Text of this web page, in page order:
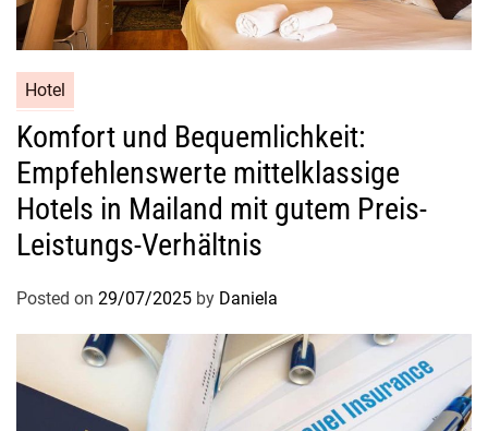
Hotel
Komfort und Bequemlichkeit:
Empfehlenswerte mittelklassige
Hotels in Mailand mit gutem Preis-
Leistungs-Verhältnis
Posted on 29/07/2025 by Daniela